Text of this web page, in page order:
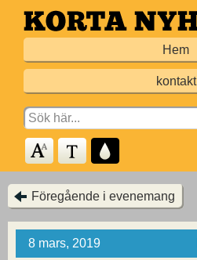
Hoppa
till
Hem
kontakt
Search
for:
Föregående i evenemang
8 mars, 2019